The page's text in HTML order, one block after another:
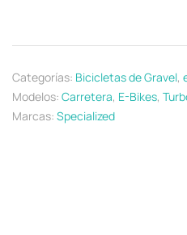
Categorías: Bicicletas de Gravel,
Modelos: Carretera, E-Bikes,
Marcas: Specialized